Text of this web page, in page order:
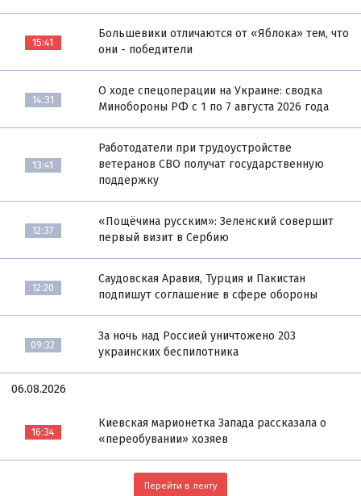
15:41
Большевики отличаются от «Яблока» тем, что
они - победители
14:31
О ходе спецоперации на Украине: сводка
Минобороны РФ с 1 по 7 августа 2026 года
13:41
Работодатели при трудоустройстве
ветеранов СВО получат государственную
поддержку
12:37
«Пощёчина русским»: Зеленский совершит
первый визит в Сербию
12:20
Саудовская Аравия, Турция и Пакистан
подпишут соглашение в сфере обороны
09:32
За ночь над Россией уничтожено 203
украинских беспилотника
06.08.2026
16:34
Киевская марионетка Запада рассказала о
«переобувании» хозяев
Перейти в ленту